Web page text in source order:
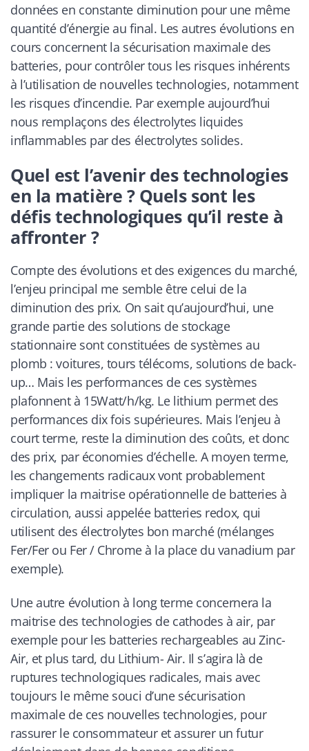
données en constante diminution pour une même
quantité d’énergie au final. Les autres évolutions en
cours concernent la sécurisation maximale des
batteries, pour contrôler tous les risques inhérents
à l’utilisation de nouvelles technologies, notamment
les risques d’incendie. Par exemple aujourd’hui
nous remplaçons des électrolytes liquides
inflammables par des électrolytes solides.
Quel est l’avenir des technologies
en la matière ? Quels sont les
défis technologiques qu’il reste à
affronter ?
Compte des évolutions et des exigences du marché,
l’enjeu principal me semble être celui de la
diminution des prix. On sait qu’aujourd’hui, une
grande partie des solutions de stockage
stationnaire sont constituées de systèmes au
plomb : voitures, tours télécoms, solutions de back-
up… Mais les performances de ces systèmes
plafonnent à 15Watt/h/kg. Le lithium permet des
performances dix fois supérieures. Mais l’enjeu à
court terme, reste la diminution des coûts, et donc
des prix, par économies d’échelle. A moyen terme,
les changements radicaux vont probablement
impliquer la maitrise opérationnelle de batteries à
circulation, aussi appelée batteries redox, qui
utilisent des électrolytes bon marché (mélanges
Fer/Fer ou Fer / Chrome à la place du vanadium par
exemple).
Une autre évolution à long terme concernera la
maitrise des technologies de cathodes à air, par
exemple pour les batteries rechargeables au Zinc-
Air, et plus tard, du Lithium- Air. Il s’agira là de
ruptures technologiques radicales, mais avec
toujours le même souci d’une sécurisation
maximale de ces nouvelles technologies, pour
rassurer le consommateur et assurer un futur